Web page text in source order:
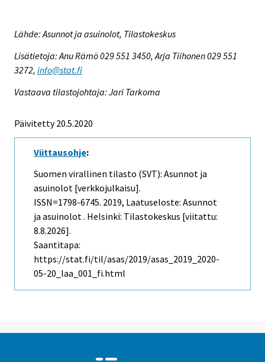
Lähde: Asunnot ja asuinolot, Tilastokeskus
Lisätietoja: Anu Rämö 029 551 3450, Arja Tiihonen 029 551
3272, info@stat.fi
Vastaava tilastojohtaja: Jari Tarkoma
Päivitetty 20.5.2020
Viittausohje:
Suomen virallinen tilasto (SVT): Asunnot ja
asuinolot [verkkojulkaisu].
ISSN=1798-6745. 2019, Laatuseloste: Asunnot
ja asuinolot . Helsinki: Tilastokeskus [viitattu:
8.8.2026].
Saantitapa:
https://stat.fi/til/asas/2019/asas_2019_2020-
05-20_laa_001_fi.html